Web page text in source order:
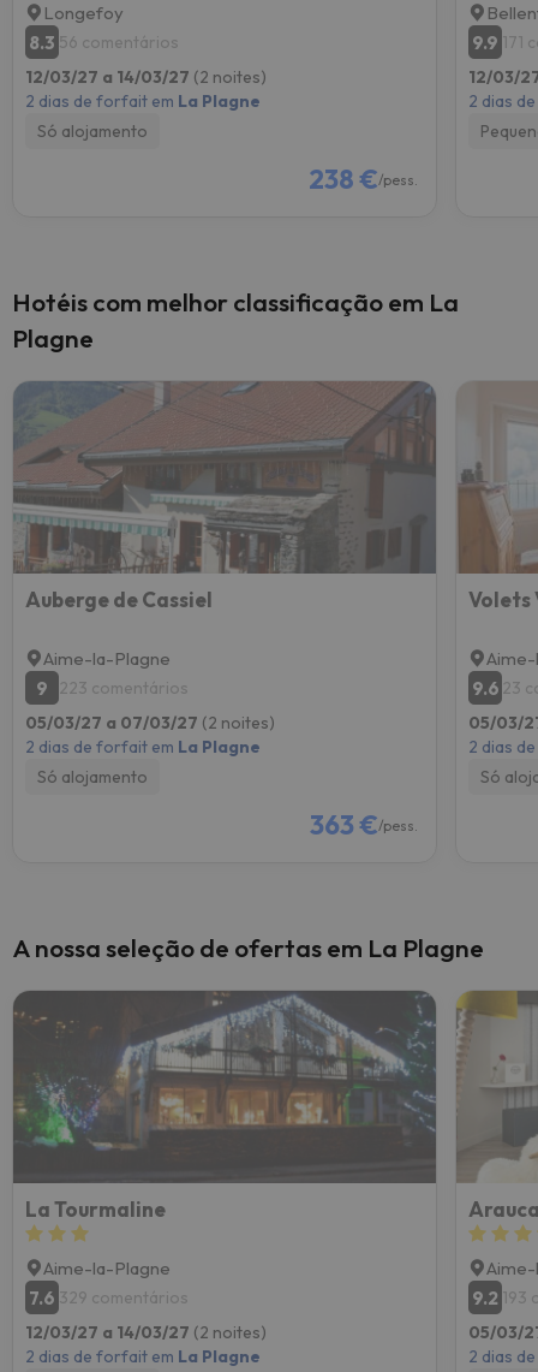
Longefoy
8.3 56 comentários
12/03/27 a 14/03/27 (2 noites)
2 dias de forfait em La Plagne
Só alojamento
238 €/pess.
9.9 171
12/03/
2 dias
Hotéis com melhor classificação em La
Plagne
Auberge de Cassiel
Aime-la-Plagne
9
223 comentários
05/03/27 a 07/03/27 (2 noites)
2 dias de forfait em La Plagne
Só alojamento
363 €/pess.
Volets
9.6 23
05/03/
2 dias
Só
A nossa seleção de ofertas em La Plagne
La Tourmaline
Aime-la-Plagne
7.6 329 comentários
12/03/27 a 14/03/27 (2 noites)
2 dias de forfait em La Plagne
9.2 193
05/03/
2 dias